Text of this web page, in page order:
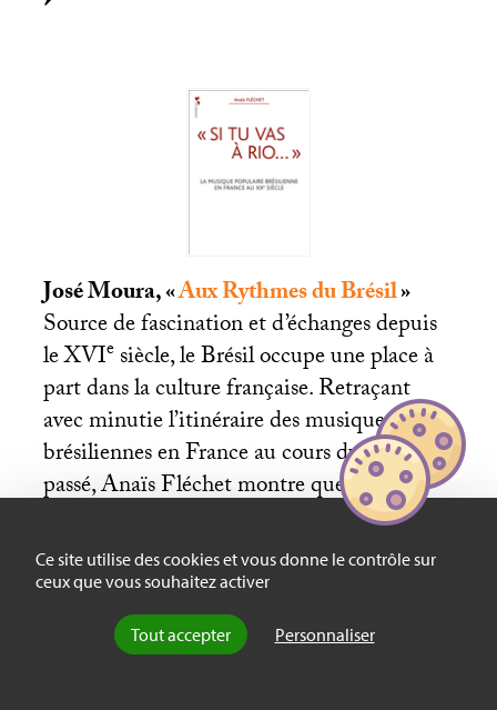
Ce site utilise des cookies et vous donne le contrôle sur
ceux que vous souhaitez activer
Tout accepter Personnaliser
José Moura, «Aux Rythmes du Brésil»
Source de fascination et d’échanges depuis
leXVIesiècle, le Brésil occupe une place à
part dans la culture française. Retraçant
avec minutie l’itinéraire des musiques
brésiliennes en France au cours du siècle
passé, Anaïs Fléchet montre que les
relations franco-brésiliennes n’ont jamais été
aussi fortes que dans le domaine musical.
Lire l’article ➞